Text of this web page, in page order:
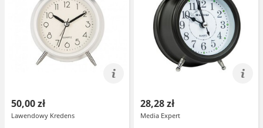
50,00 zł
Lawendowy Kredens
28,28 zł
Media Expert